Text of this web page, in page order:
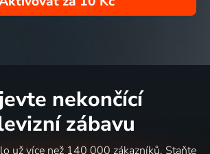
nekončící
zábavu
už více než 140 000 zákazníků. Staňte